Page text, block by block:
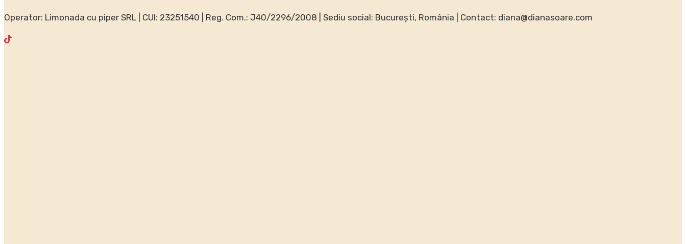
Operator: Limonada cu piper SRL | CUI: 23251540 | Reg. Com.: J40/2296/2008 | Sediu social: București, România | Contact: diana@dianasoare.com